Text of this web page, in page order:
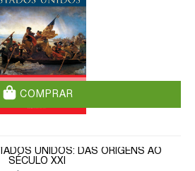
COMPRAR
UNIDOS: DAS ORIGENS AO
SÉCULO XXI